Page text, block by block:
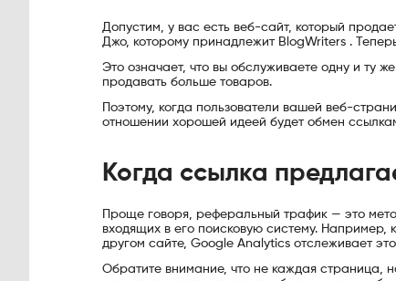
Допустим, у вас есть веб-сайт, который
Джо, которому принадлежит BlogWriters .
Это означает, что вы обслуживаете одну и ту
продавать больше товаров.
Поэтому, когда пользователи вашей веб-
отношении хорошей идеей будет обмен
Когда ссылка
Проще говоря, реферальный трафик — это
входящих в его поисковую систему. Например,
другом сайте, Google Analytics отслеживает
Обратите внимание, что не каждая страница,